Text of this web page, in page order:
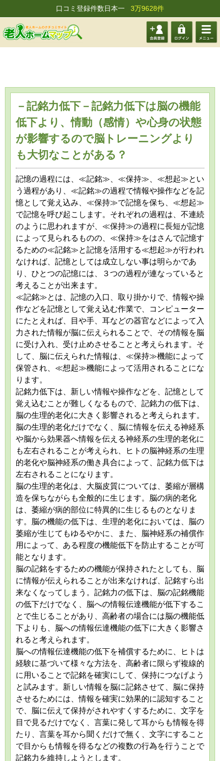
口コミ登録件数日本一 3万9628件
会員登 ログイ メニュ
－記銘力低下－記銘力低下は脳の機能
低下より、情動（感情）や心身の状態
が影響するので脳トレーニングより
も大切なことがある？
記憶の過程には、≪記銘≫、≪保持≫、≪想起≫とい
う過程があり、≪記銘≫の過程で情報や操作などを記
憶として覚え込み、≪保持≫で記憶を保ち、≪想起≫
で記憶を呼び起こします。それぞれの過程は、不連続
のように思われますが、≪保持≫の過程に長短が記憶
によって見られるものの、≪保持≫をはさんで記憶す
るための≪記銘≫と記憶を活用する≪想起≫が行われ
なければ、記憶としては成立しない事は明らかであ
り、ひとつの記憶には、３つの過程が連なっていると
考えることが出来ます。
≪記銘≫とは、記憶の入口、取り掛かりで、情報や操
作などを記憶として覚え込む作業で、コンピューター
にたとえれば、目や手、耳などの器官などによって入
力された情報が脳に伝えられることで、その情報を脳
に受け入れ、受け止めさせることと考えられます。そ
して、脳に伝えられた情報は、≪保持≫機能によって
保管され、≪想起≫機能によって活用されることにな
ります。
記銘力低下は、新しい情報や操作などを、記憶として
覚え込むことが難しくなるもので、記銘力の低下は、
脳の生理的老化に大きく影響されると考えられます。
脳の生理的老化だけでなく、脳に情報を伝える神経系
や脳から効果器へ情報を伝える神経系の生理的老化に
も左右されることが考えられ、ヒトの脳神経系の生理
的老化や脳神経系の働き具合によって、記銘力低下は
左右されることになります。
脳の生理的老化は、大脳皮質については、萎縮が層構
造を保ちながらも全般的に生じます。脳の病的老化
は、萎縮が病的部位に特異的に生じるものとなりま
す。脳の機能の低下は、生理的老化においては、脳の
萎縮が生じてもゆるやかに、また、脳神経系の補償作
用によって、ある程度の機能低下を防止することが可
能となります。
脳の記銘をするための機能が保持されたとしても、脳
に情報が伝えられることが出来なければ、記銘すら出
来なくなってしまう。記銘力の低下は、脳の記銘機能
の低下だけでなく、脳への情報伝達機能が低下するこ
とで生じることがあり、高齢者の場合には脳の機能低
下よりも、脳への情報伝達機能の低下に大きく影響さ
れると考えられます。
脳への情報伝達機能の低下を補償するために、ヒトは
経験に基づいて様々な方法を、高齢者に限らず複線的
に用いることで記銘を確実にして、保持につなげよう
と試みます。新しい情報を脳に記銘させて、脳に保持
させるためには、情報を確実に効果的に認知すること
で、脳に伝えて保持がされやすくするために、文字を
目で見るだけでなく、言葉に発して耳からも情報を得
たり、言葉を耳から聞くだけで無く、文字にすること
で目からも情報を得るなどの複数の行為を行うことで
記銘力を維持しようとします。